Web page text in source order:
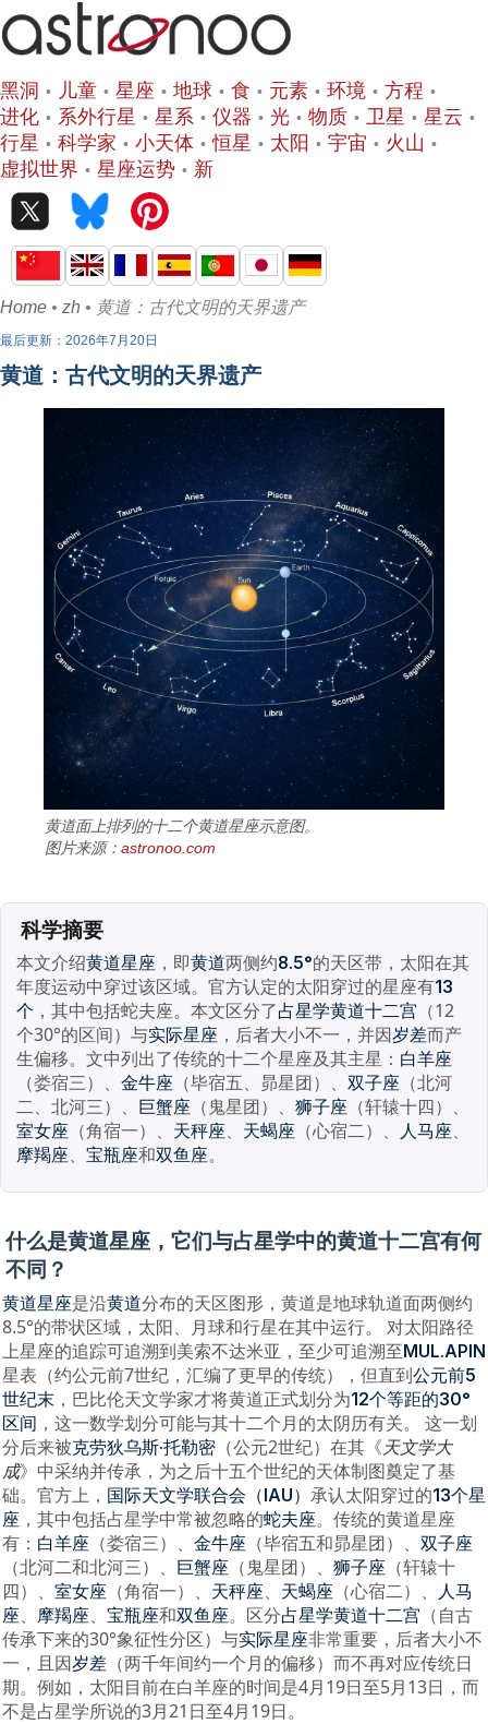
黑洞 儿童 星座 地球 食 元素 环境
方程
进化
系外行星 星系 仪器 光 物质 卫星
星云
行星
科学家 小天体 恒星 太阳 宇宙
火山
虚拟世界
星座运势 新
Home • zh • 黄道：古代文明的天界遗产
最后更新：2026年7月20日
黄道：古代文明的天界遗产
黄道面上排列的十二个黄道星座示意图。
图片来源：astronoo.com
科学摘要
本文介绍黄道星座 ，即黄道两侧约8.5°的天区带，太阳在其
年度运动中穿过该区域。官方认定的太阳穿过的星座有13
个 ，其中包括蛇夫座。本文区分了占星学黄道十二宫 （12
个30°的区间）与实际星座 ，后者大小不一，并因岁差而产
生偏移。文中列出了传统的十二个星座及其主星： 白羊座
（娄宿三）、金牛座 （毕宿五、昴星团）、双子座 （北河
二、北河三）、 巨蟹座 （鬼星团）、狮子座 （轩辕十四）、
室女座 （角宿一）、 天秤座、 天蝎座 （心宿二）、 人马座、
摩羯座、宝瓶座和双鱼座。
什么是黄道星座，它们与占星学中的黄道十二宫有何
不同？
黄道星座是沿黄道分布的天区图形，黄道是地球轨道面两侧约
8.5°的带状区域，太阳、月球和行星在其中运行。 对太阳路径
上星座的追踪可追溯到美索不达米亚，至少可追溯至MUL.APIN
星表（约公元前7世纪，汇编了更早的传统），但直到公元前5
世纪末 ，巴比伦天文学家才将黄道正式划分为12个等距的30°
区间 ，这一数学划分可能与其十二个月的太阴历有关。 这一划
分后来被克劳狄乌斯·托勒密（公元2世纪）在其《天文学大
成》中采纳并传承，为之后十五个世纪的天体制图奠定了基
础。官方上， 国际天文学联合会（IAU） 承认太阳穿过的13个星
座 ，其中包括占星学中常被忽略的蛇夫座。传统的黄道星座
有： 白羊座 （娄宿三）、 金牛座 （毕宿五和昴星团）、 双子座
（北河二和北河三）、 巨蟹座 （鬼星团）、 狮子座 （轩辕十
四）、 室女座 （角宿一）、 天秤座、 天蝎座 （心宿二）、
人马
座、 摩羯座、 宝瓶座和双鱼座。区分占星学黄道十二宫 （自古
传承下来的30°象征性分区）与实际星座非常重要，后者大小不
一，且因岁差（两千年间约一个月的偏移）而不再对应传统日
期。例如，太阳目前在白羊座的时间是4月19日至5月13日，而
不是占星学所说的3月21日至4月19日。